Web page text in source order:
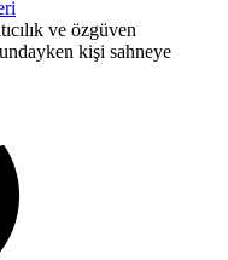
ve özgüven
kişi sahneye